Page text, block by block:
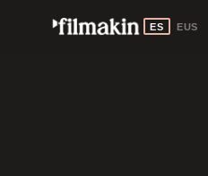
ES EUS